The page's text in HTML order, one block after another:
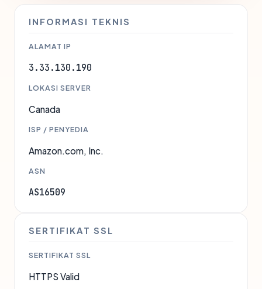
INFORMASI TEKNIS
ALAMAT IP
3.33.130.190
LOKASI SERVER
Canada
ISP / PENYEDIA
Amazon.com, Inc.
ASN
AS16509
SERTIFIKAT SSL
SERTIFIKAT SSL
HTTPS Valid